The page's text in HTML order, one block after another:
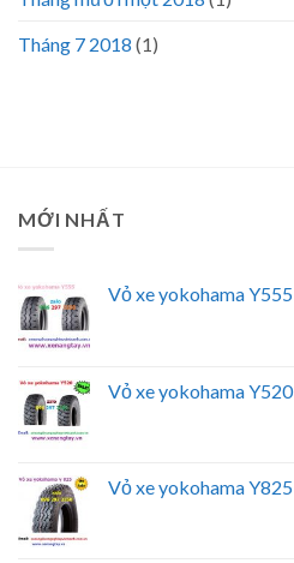
Tháng 7 2018 (1)
MỚI NHẤT
Vỏ xe yokohama Y555
Vỏ xe yokohama Y520
Vỏ xe yokohama Y825